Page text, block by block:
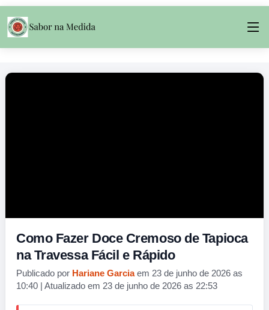
Como Fazer Doce Cremoso de Tapioca
na Travessa Fácil e Rápido
Publicado por Hariane Garciaem 23 de junho de 2026 as
10:40 | Atualizado em 23 de junho de 2026 as 22:53